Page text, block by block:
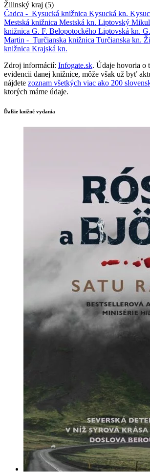
Žilinský kraj (5)
Čadca - Kysucká knižnica Kysucká kn.
Mestská knižnica Mestská kn. Liptovský
knižnica G. F. Belopotockého Liptovská kn.
Martin - Turčianska knižnica Turčianska kn.
knižnica Krajská kn.
Zdroj informácií: Infogate.sk. Údaje hovoria o
evidencii danej knižnice, môže však už byť
nájdete zoznam všetkých viac ako 200
ktorých máme údaje.
Ďalšie knižné vydania